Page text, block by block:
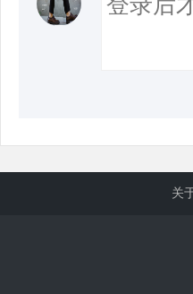
关